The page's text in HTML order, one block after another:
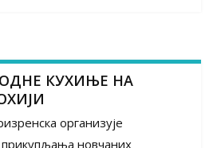
КУХИЊЕ НА
организује
прикупљања новчаних